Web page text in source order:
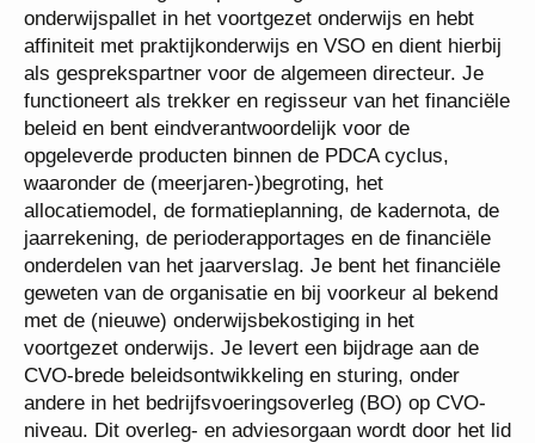
hiernaast ook bestuurlijke taken. Je bent goed op de
hoogte van het onderwijspallet in het voortgezet
onderwijs en hebt affiniteit met praktijkonderwijs en
VSO en dient hierbij als gesprekspartner voor de
algemeen directeur. Je functioneert als trekker en
regisseur van het financiële beleid en bent
eindverantwoordelijk voor de opgeleverde producten
binnen de PDCA cyclus, waaronder de
(meerjaren-)begroting, het allocatiemodel, de
formatieplanning, de kadernota, de jaarrekening, de
perioderapportages en de financiële onderdelen van
het jaarverslag. Je bent het financiële geweten van
de organisatie en bij voorkeur al bekend met de
(nieuwe) onderwijsbekostiging in het voortgezet
onderwijs. Je levert een bijdrage aan de CVO-brede
beleidsontwikkeling en sturing, onder andere in het